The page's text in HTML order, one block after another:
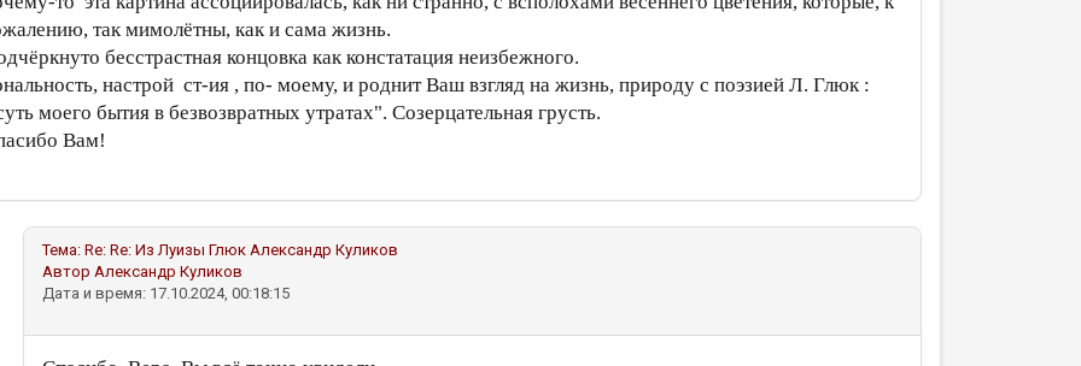
так мимолётны, как и сама жизнь.
бесстрастная концовка как констатация неизбежного.
настрой ст-ия , по- моему, и роднит Ваш взгляд на жизнь, природу с поэзией Л. Глюк :
моего бытия в безвозвратных утратах". Созерцательная грусть.
Вам!
Тема: Re: Re: Из Луизы Глюк Александр Куликов
Автор Александр Куликов
Дата и время: 17.10.2024, 00:18:15